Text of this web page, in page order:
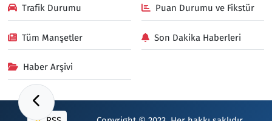
Trafik Durumu Puan Durumu ve Fikstür
Tüm Manşetler Son Dakika Haberleri
Haber Arşivi